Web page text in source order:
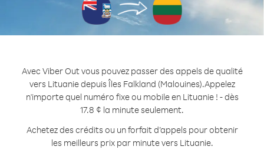
Avec Viber Out vous pouvez passer des appels de qualité
vers Lituanie depuis Îles Falkland (Malouines).Appelez
n'importe quel numéro fixe ou mobile en Lituanie ! - dès
17.8 ¢ la minute seulement.
Achetez des crédits ou un forfait d’appels pour obtenir
les meilleurs prix par minute vers Lituanie.